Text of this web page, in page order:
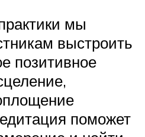
мы
выстроить
позитивное
поможет